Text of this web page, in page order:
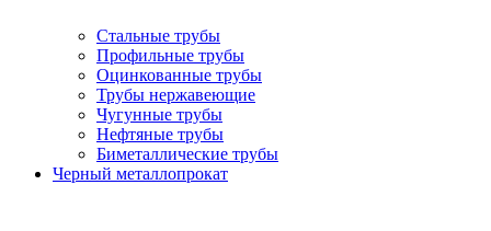
Стальные трубы
Профильные трубы
Оцинкованные трубы
Трубы нержавеющие
Чугунные трубы
Нефтяные трубы
Биметаллические трубы
Черный металлопрокат